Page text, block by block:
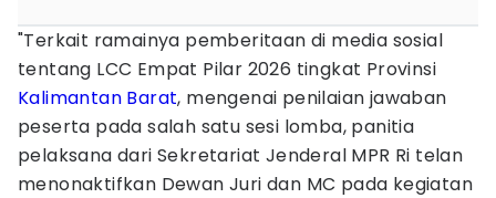
"Terkait ramainya pemberitaan di media sosial
tentang LCC Empat Pilar 2026 tingkat Provinsi
Kalimantan Barat, mengenai penilaian jawaban
peserta pada salah satu sesi lomba, panitia
pelaksana dari Sekretariat Jenderal MPR Ri telan
menonaktifkan Dewan Juri dan MC pada kegiatan